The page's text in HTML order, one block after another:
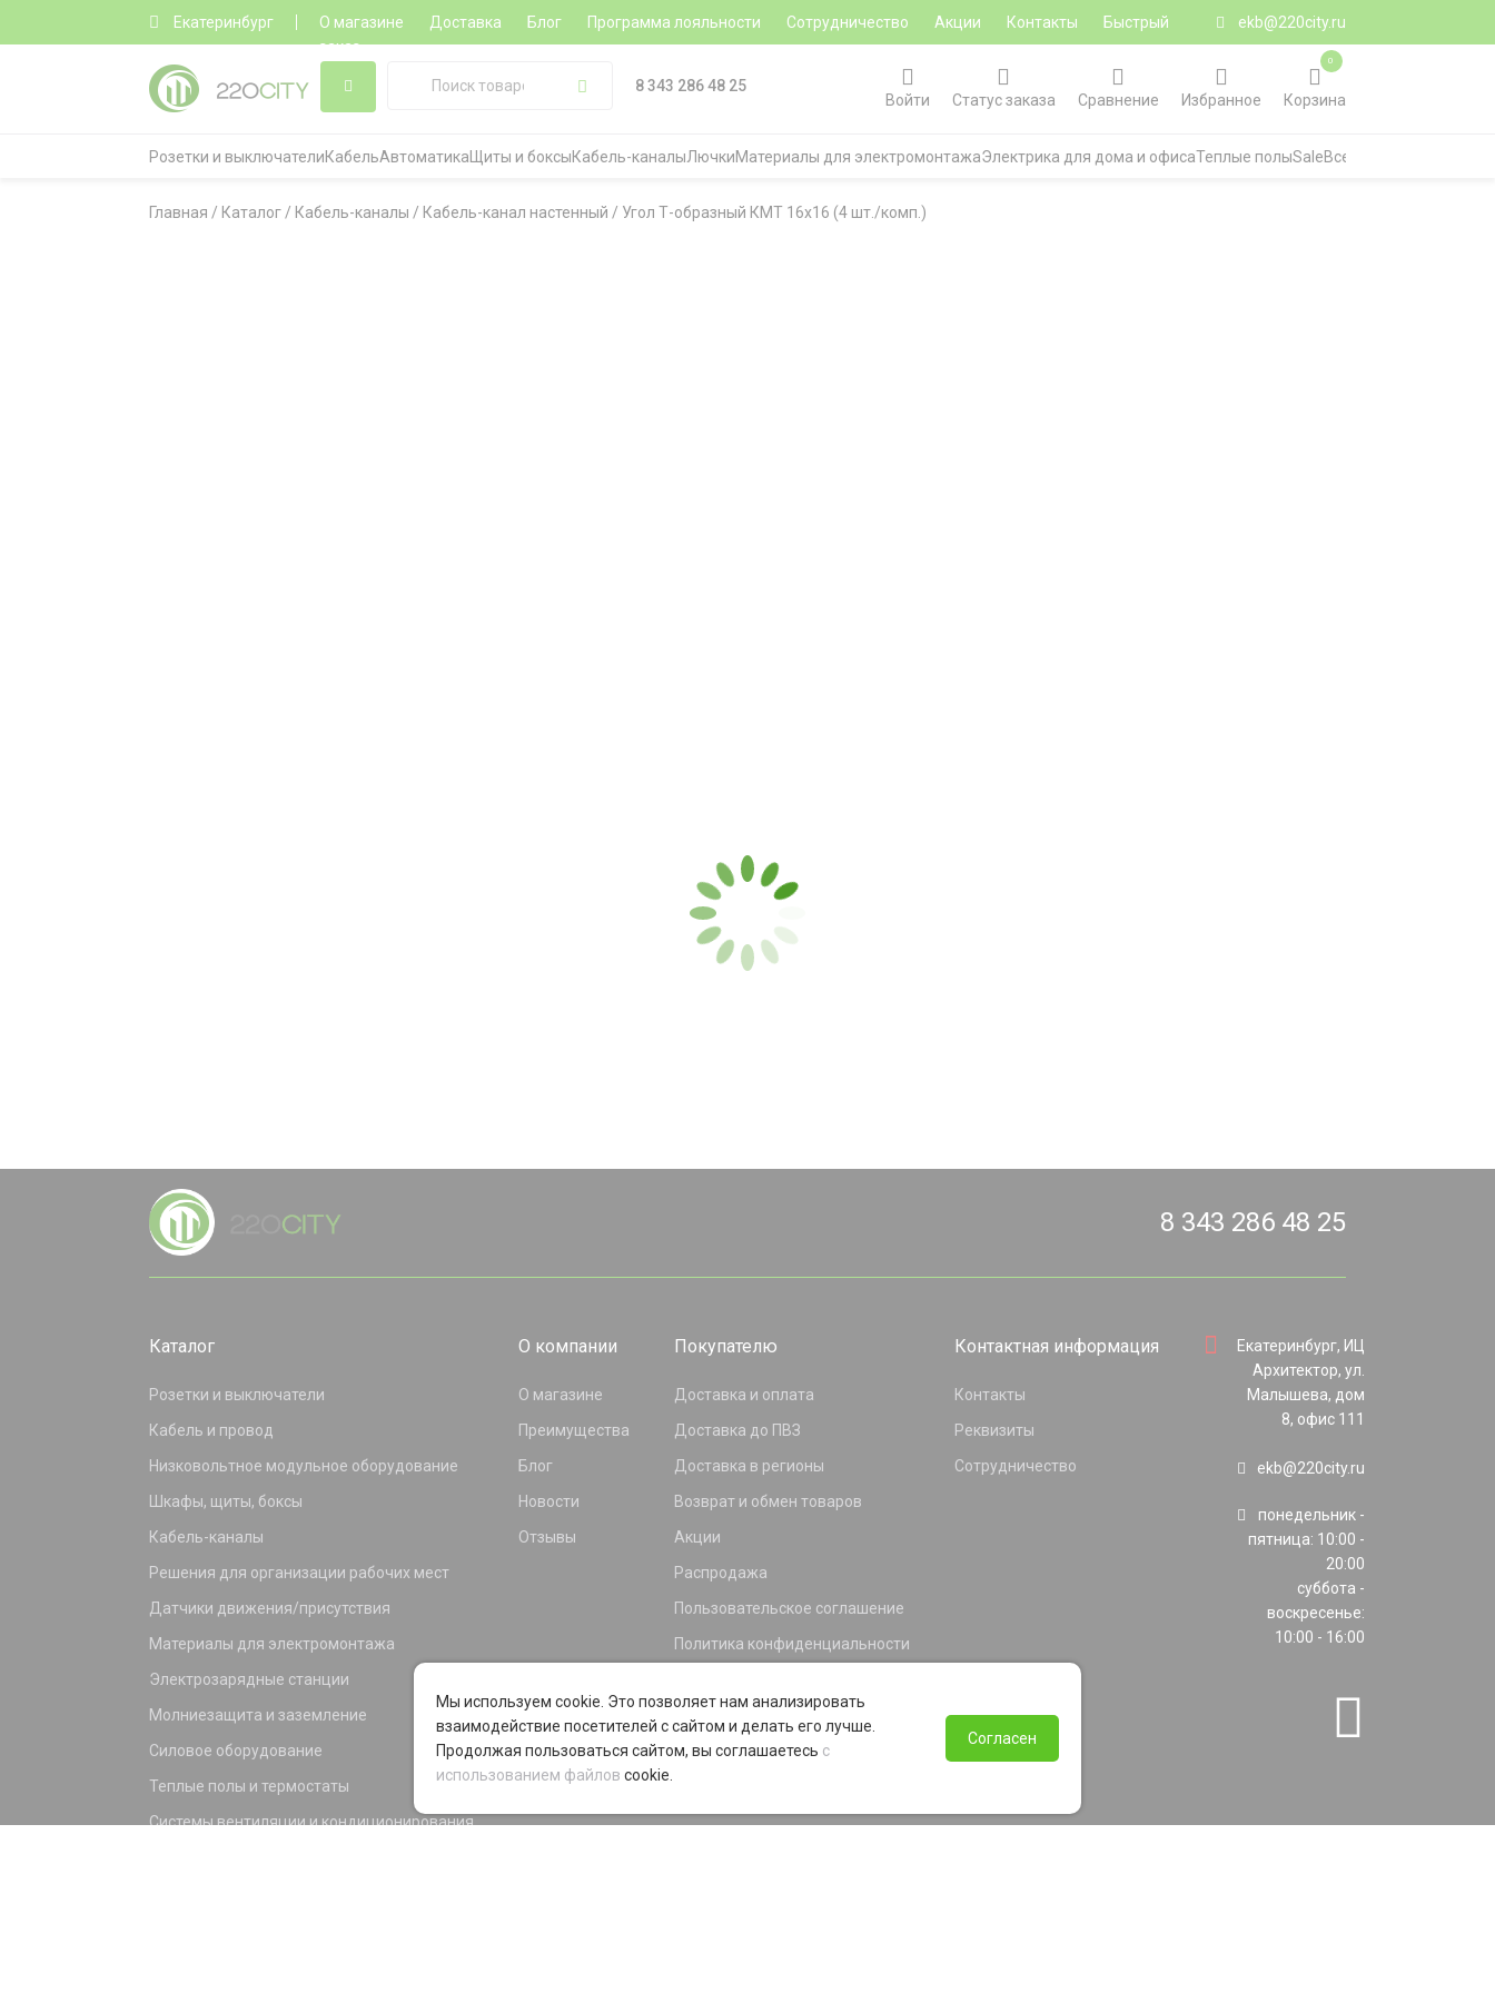
Екатеринбург О магазине Доставка Блог Программа лояльности Сотрудничество Акции Контакты
Быстрый
заказ
ekb@220city.ru
8 343 286 48 25
Войти
Статус заказа Сравнение Избранное Корзина
0
Розетки и выключателиКабельАвтоматика Щиты и боксыКабель-каналыЛючкиМатериалы для электромонтажаЭлектрика для дома и офисаТеплые полыSaleВсе категории
Главная / Каталог / Кабель-каналы / Кабель-канал настенный / Угол Т-образный КМТ 16х16 (4 шт./комп.)
8 343 286 48 25
Каталог
Розетки и выключатели
Кабель и провод
Низковольтное модульное оборудование
Шкафы, щиты, боксы
Кабель-каналы
Решения для организации рабочих мест
Датчики движения/присутствия
Материалы для электромонтажа
Электрозарядные станции
Молниезащита и заземление
Силовое оборудование
Теплые полы и термостаты
Системы вентиляции и кондиционирования
О компании
О магазине
Преимущества
Блог
Новости
Отзывы
Покупателю
Доставка и оплата
Доставка до ПВЗ
Доставка в регионы
Возврат и обмен товаров
Акции
Распродажа
Пользовательское соглашение
Политика конфиденциальности
Программа лояльности
Контактная информация
Контакты
Реквизиты
Сотрудничество
Екатеринбург, ИЦ
Архитектор, ул.
Малышева, дом
8, офис 111
ekb@220city.ru
понедельник -
пятница: 10:00 -
20:00
суббота -
воскресенье:
10:00 - 16:00
Мы используем cookie. Это позволяет нам анализировать
взаимодействие посетителей с сайтом и делать его лучше.
Продолжая пользоваться сайтом, вы соглашаетесь с
использованием файлов cookie.
Согласен